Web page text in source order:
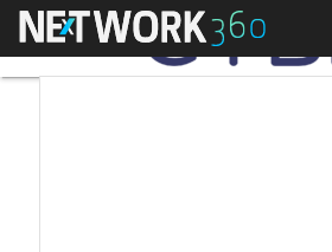
Menu